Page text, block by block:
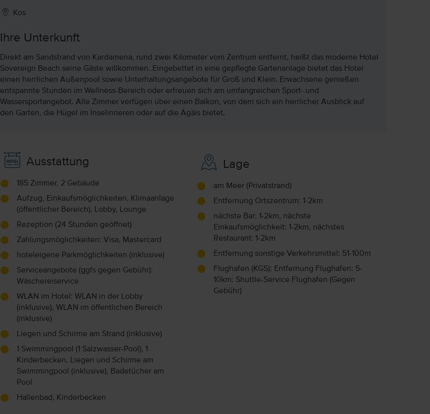
Kos
Ihre Unterkunft
Direkt am Sandstrand von Kardamena, rund zwei Kilometer vom Zentrum entfernt, heißt das moderne Hotel
Sovereign Beach seine Gäste willkommen. Eingebettet in eine gepflegte Gartenanlage bietet das Hotel
einen herrlichen Außenpool sowie Unterhaltungsangebote für Groß und Klein. Erwachsene genießen
entspannte Stunden im Wellness-Bereich oder erfreuen sich am umfangreichen Sport- und
Wassersportangebot. Alle Zimmer verfügen über einen Balkon, von dem sich ein herrlicher Ausblick auf
den Garten, die Hügel im Inselinneren oder auf die Ägäis bietet.
Ausstattung
185 Zimmer, 2 Gebäude
Aufzug, Einkaufsmöglichkeiten, Klimaanlage
(öffentlicher Bereich), Lobby, Lounge
Rezeption (24 Stunden geöffnet)
Zahlungsmöglichkeiten: Visa, Mastercard
hoteleigene Parkmöglichkeiten (inklusive)
Serviceangebote (ggfs gegen Gebühr):
Wäschereiservice
WLAN im Hotel: WLAN in der Lobby
(inklusive), WLAN im öffentlichen Bereich
(inklusive)
Liegen und Schirme am Strand (inklusive)
1 Swimmingpool (1 Salzwasser-Pool), 1
Kinderbecken, Liegen und Schirme am
Swimmingpool (inklusive), Badetücher am
Pool
Hallenbad, Kinderbecken
Lage
am Meer (Privatstrand)
Entfernung Ortszentrum: 1-2km
nächste Bar: 1-2km, nächste
Einkaufsmöglichkeit: 1-2km, nächstes
Restaurant: 1-2km
Entfernung sonstige Verkehrsmittel: 51-100m
Flughafen (KGS): Entfernung Flughafen: 5-
10km: Shuttle-Service Flughafen (Gegen
Gebühr)